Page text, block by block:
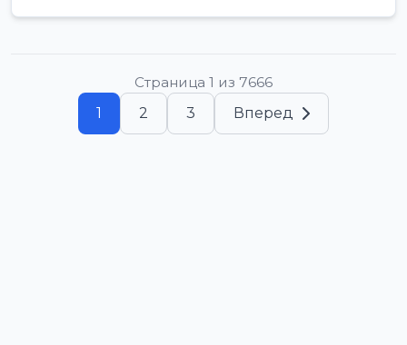
Страница 1 из 7666
1
2 3 Вперед